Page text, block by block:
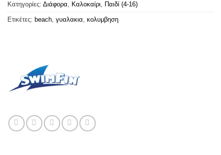
Κατηγορίες: Διάφορα, Καλοκαίρι, Παιδί (4-16)
Ετικέτες: beach, γυαλακια, κολυμβηση